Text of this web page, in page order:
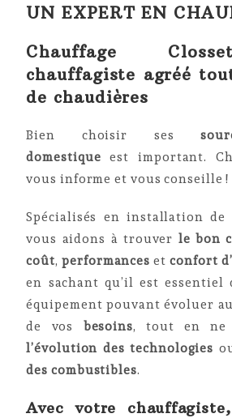
UN EXPERT EN
Chauffage
chauffagiste agréé
de chaudières
Bien choisir ses
domestique est important.
vous informe et vous conseille !
Spécialisés en installation de
vous aidons à trouver le bon
coût,performancesetconfort
en sachant qu’il est essentiel
équipement pouvant évoluer
de vos besoins, tout en ne
l’évolution des technologies
des combustibles.
Avec votre